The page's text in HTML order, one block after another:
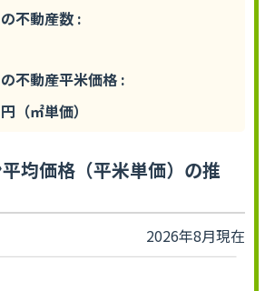
の不動産数 :
の不動産平米価格 :
円（㎡単価）
均価格（平米単価）の推
2026年8月現在